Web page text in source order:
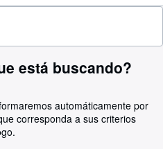
está buscando?
automáticamente por
corresponda a sus criterios